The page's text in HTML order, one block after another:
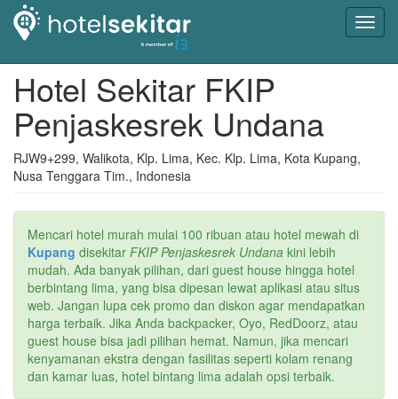
Hotel Sekitar FKIP
Penjaskesrek Undana
RJW9+299, Walikota, Klp. Lima, Kec. Klp. Lima, Kota Kupang,
Nusa Tenggara Tim., Indonesia
Mencari hotel murah mulai 100 ribuan atau hotel mewah di
Kupang disekitar FKIP Penjaskesrek Undana kini lebih
mudah. Ada banyak pilihan, dari guest house hingga hotel
berbintang lima, yang bisa dipesan lewat aplikasi atau situs
web. Jangan lupa cek promo dan diskon agar mendapatkan
harga terbaik. Jika Anda backpacker, Oyo, RedDoorz, atau
guest house bisa jadi pilihan hemat. Namun, jika mencari
kenyamanan ekstra dengan fasilitas seperti kolam renang
dan kamar luas, hotel bintang lima adalah opsi terbaik.